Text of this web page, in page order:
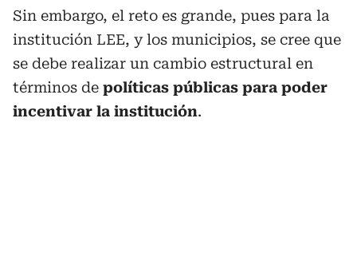
Sin embargo, el reto es grande, pues para la
institución LEE, y los municipios, se cree que
se debe realizar un cambio estructural en
términos de políticas públicas para poder
incentivar la institución.